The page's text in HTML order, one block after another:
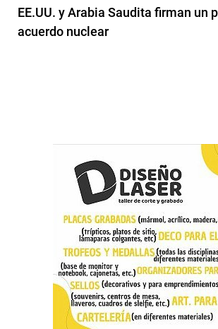
EE.UU. y Arabia Saudita firman un
acuerdo nuclear